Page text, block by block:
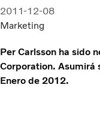
¿Por qué Volvo?
NOTICIAS E
2011-12-08
Marketing
Per Carlsson ha sido
Corporation. Asumirá
Enero de 2012.